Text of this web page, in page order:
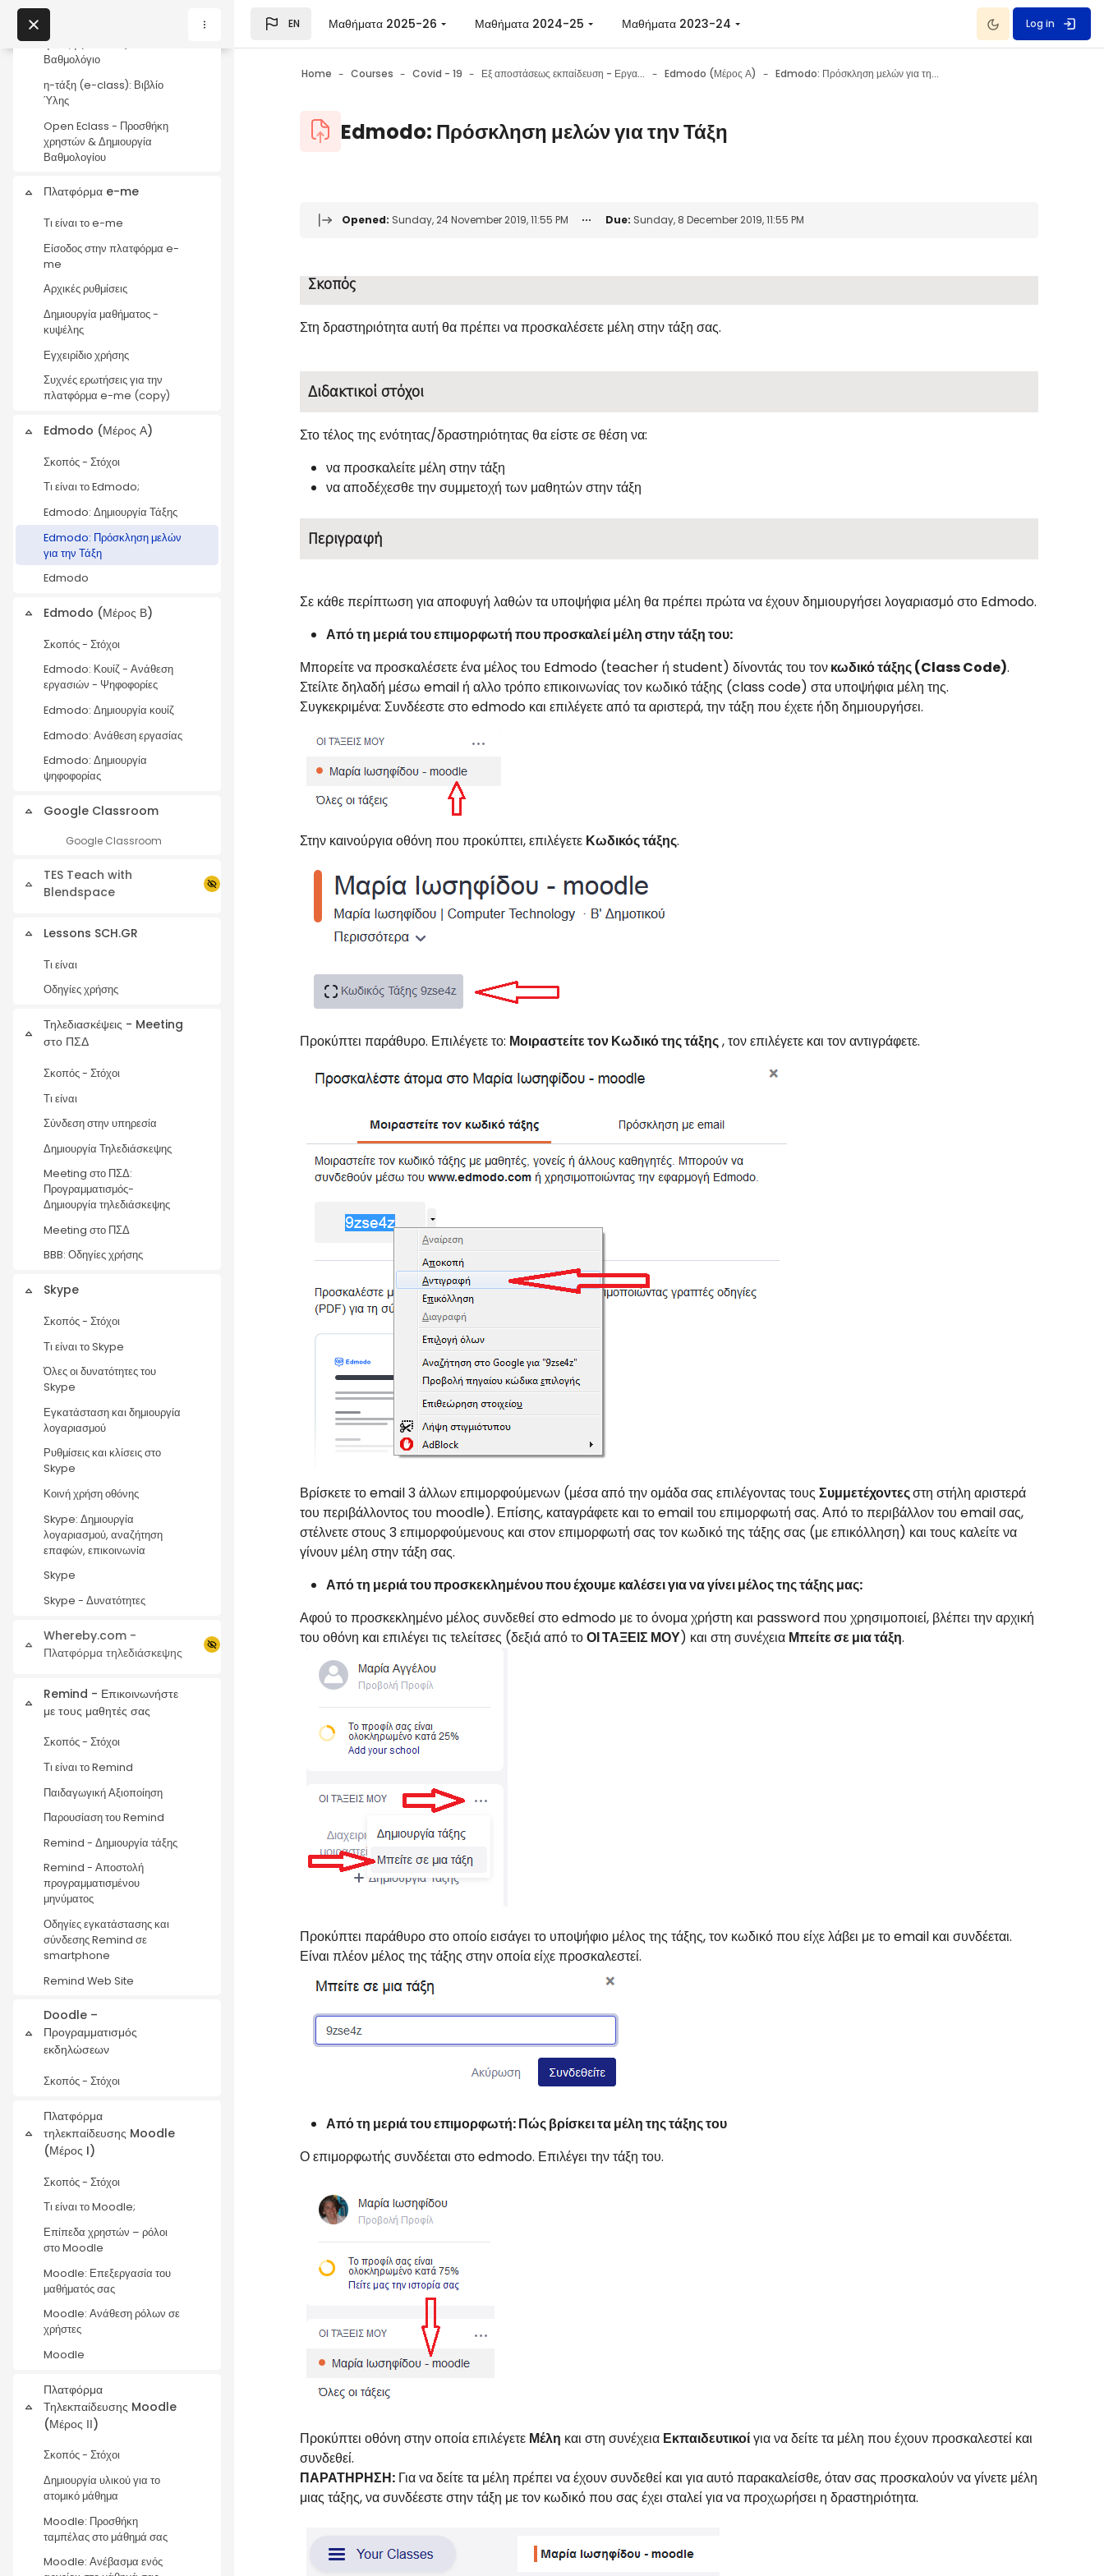
BlocksMy Courses
Blocks
η-τάξη (e-class):
Βαθμολόγιο
η-τάξη (e-class): Βιβλίο
Ύλης
Open Eclass - Προσθήκη
χρηστών & Δημιουργία
Βαθμολογίου
Collapse
Πλατφόρμα e-me
Τι είναι το e-me
Είσοδος στην πλατφόρμα e-
me
Αρχικές ρυθμίσεις
Δημιουργία μαθήματος -
κυψέλης
Εγχειρίδιο χρήσης
Συχνές ερωτήσεις για την
πλατφόρμα e-me (copy)
Collapse
Edmodo (Μέρος Α)
Σκοπός - Στόχοι
Τι είναι το Edmodo;
Edmodo: Δημιουργία Τάξης
Edmodo: Πρόσκληση μελών
για την Τάξη
Edmodo
Collapse
Edmodo (Μέρος Β)
Σκοπός - Στόχοι
Edmodo: Κουίζ - Ανάθεση
εργασιών - Ψηφοφορίες
Edmodo: Δημιουργία κουίζ
Edmodo: Ανάθεση εργασίας
Edmodo: Δημιουργία
ψηφοφορίας
Collapse
Google Classroom
Google Classroom
Collapse
TES Teach with
Blendspace
Collapse
Lessons SCH.GR
Τι είναι
Οδηγίες χρήσης
Collapse
Τηλεδιασκέψεις - Meeting
στο ΠΣΔ
Σκοπός - Στόχοι
Τι είναι
Σύνδεση στην υπηρεσία
Δημιουργία Τηλεδιάσκεψης
Meeting στο ΠΣΔ:
Προγραμματισμός-
Δημιουργία τηλεδιάσκεψης
Meeting στο ΠΣΔ
BBB: Οδηγίες χρήσης
Collapse
Skype
Σκοπός - Στόχοι
Τι είναι το Skype
Όλες οι δυνατότητες του
Skype
Εγκατάσταση και δημιουργία
λογαριασμού
Ρυθμίσεις και κλίσεις στο
Skype
Κοινή χρήση οθόνης
Skype: Δημιουργία
λογαριασμού, αναζήτηση
επαφών, επικοινωνία
Skype
Skype - Δυνατότητες
Collapse
Whereby.com -
Πλατφόρμα τηλεδιάσκεψης
Collapse
Remind - Επικοινωνήστε
με τους μαθητές σας
Σκοπός - Στόχοι
Τι είναι το Remind
Παιδαγωγική Αξιοποίηση
Παρουσίαση του Remind
Remind - Δημιουργία τάξης
Remind - Αποστολή
προγραμματισμένου
μηνύματος
Οδηγίες εγκατάστασης και
σύνδεσης Remind σε
smartphone
Remind Web Site
Collapse
Doodle –
Προγραμματισμός
εκδηλώσεων
Σκοπός - Στόχοι
Collapse
Πλατφόρμα
τηλεκπαίδευσης Moodle
(Μέρος I)
Σκοπός - Στόχοι
Τι είναι το Moodle;
Επίπεδα χρηστών – ρόλοι
στο Moodle
Moodle: Επεξεργασία του
μαθήματός σας
Moodle: Ανάθεση ρόλων σε
χρήστες
Moodle
Collapse
Πλατφόρμα
Τηλεκπαίδευσης Moodle
(Μέρος ΙΙ)
Σκοπός - Στόχοι
Δημιουργία υλικού για το
ατομικό μάθημα
Moodle: Προσθήκη
ταμπέλας στο μάθημά σας
Moodle: Ανέβασμα ενός
EN Μαθήματα 2025-26 Μαθήματα 2024-25 Μαθήματα 2023-24 Dark Mode
Log in
Home Courses Covid - 19 Εξ αποστάσεως εκπαίδευση - Εργαλεία επικοινωνίας - Εργαλεία συνεργασίας - Συμβουλές Edmodo (Μέρος Α) Edmodo: Πρόσκληση μελών για την Τάξη
BlocksEdmodo: Πρόσκληση μελών για την Τάξη
Blocks
Completion requirements
Opened: Sunday, 24 November 2019, 11:55 PM Due: Sunday, 8 December 2019, 11:55 PM
Σκοπός
Στη δραστηριότητα αυτή θα πρέπει να προσκαλέσετε μέλη στην τάξη σας.
Διδακτικοί στόχοι
Στο τέλος της ενότητας/δραστηριότητας θα είστε σε θέση να:
να προσκαλείτε μέλη στην τάξη
να αποδέχεσθε την συμμετοχή των μαθητών στην τάξη
Περιγραφή
Σε κάθε περίπτωση για αποφυγή λαθών τα υποψήφια μέλη θα πρέπει πρώτα να έχουν δημιουργήσει λογαριασμό στο Edmodo.
Από τη μεριά του επιμορφωτή που προσκαλεί μέλη στην τάξη του:
Μπορείτε να προσκαλέσετε ένα μέλος του Edmodo (teacher ή student) δίνοντάς του τονκωδικό τάξης (Class Code).
Στείλτε δηλαδή μέσω email ή αλλο τρόπο επικοινωνίας τον κωδικό τάξης (class code) στα υποψήφια μέλη της.
Συγκεκριμένα: Συνδέεστε στο edmodo και επιλέγετε από τα αριστερά, την τάξη που έχετε ήδη δημιουργήσει.
Στην καινούργια οθόνη που προκύπτει, επιλέγετε Κωδικός τάξης.
Προκύπτει παράθυρο. Επιλέγετε το: Μοιραστείτε τον Κωδικό της τάξης, τον επιλέγετε και τον αντιγράφετε.
Βρίσκετε το email 3 άλλων επιμορφούμενων (μέσα από την ομάδα σας επιλέγοντας τους Συμμετέχοντεςστη στήλη αριστερά
του περιβάλλοντος του moodle). Επίσης, καταγράφετε και το email του επιμορφωτή σας. Από το περιβάλλον του email σας,
στέλνετε στους 3 επιμορφούμενους και στον επιμορφωτή σας τον κωδικό της τάξης σας (με επικόλληση) και τους καλείτε να
γίνουν μέλη στην τάξη σας.
Από τη μεριά του προσκεκλημένου που έχουμε καλέσει για να γίνει μέλος της τάξης μας:
Αφού το προσκεκλημένο μέλος συνδεθεί στο edmodo με το όνομα χρήστη και password που χρησιμοποιεί, βλέπει την αρχική
του οθόνη και επιλέγει τις τελείτσες (δεξιά από τοΟΙ ΤΑΞΕΙΣ ΜΟΥ) και στη συνέχεια Μπείτε σε μια τάξη.
Προκύπτει παράθυρο στο οποίο εισάγει το υποψήφιο μέλος της τάξης, τον κωδικό που είχε λάβει με το email και συνδέεται.
Είναι πλέον μέλος της τάξης στην οποία είχε προσκαλεστεί.
Από τη μεριά του επιμορφωτή: Πώς βρίσκει τα μέλη της τάξης του
Ο επιμορφωτής συνδέεται στο edmodo. Επιλέγει την τάξη του.
Προκύπτει οθόνη στην οποία επιλέγετε Μέλη και στη συνέχεια Εκπαιδευτικοίγια να δείτε τα μέλη που έχουν προσκαλεστεί και
συνδεθεί.
ΠΑΡΑΤΗΡΗΣΗ: Για να δείτε τα μέλη πρέπει να έχουν συνδεθεί και για αυτό παρακαλείσθε, όταν σας προσκαλούν να γίνετε μέλη
μιας τάξης, να συνδέεστε στην τάξη με τον κωδικό που σας έχει σταλεί για να προχωρήσει η δραστηριότητα.